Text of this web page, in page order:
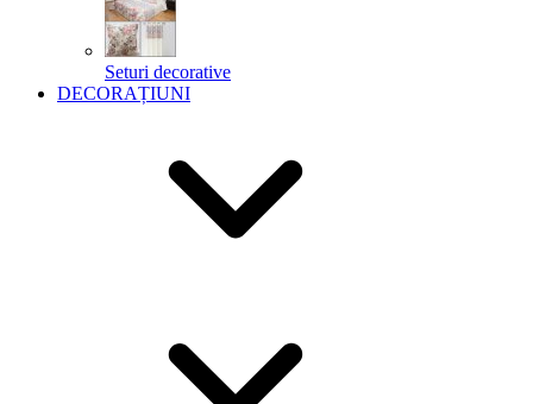
Seturi decorative
DECORAȚIUNI